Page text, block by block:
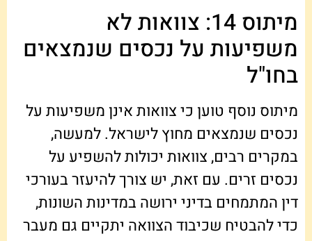
מיתוס 14: צוואות לא
משפיעות על נכסים שנמצאים
בחו"ל
מיתוס נוסף טוען כי צוואות אינן משפיעות על
נכסים שנמצאים מחוץ לישראל. למעשה,
במקרים רבים, צוואות יכולות להשפיע על
נכסים זרים. עם זאת, יש צורך להיעזר בעורכי
דין המתמחים בדיני ירושה במדינות השונות,
כדי להבטיח שכיבוד הצוואה יתקיים גם מעבר